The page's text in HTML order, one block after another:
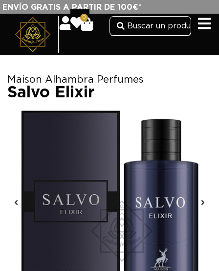
ENVÍO GRATIS A PARTIR DE 100€*
0
Maison Alhambra Perfumes
Salvo Elixir